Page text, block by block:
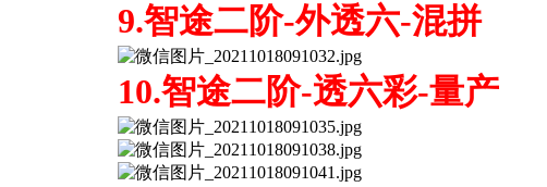
9.智途二阶-外透六-混拼
10.智途二阶-透六彩-量产